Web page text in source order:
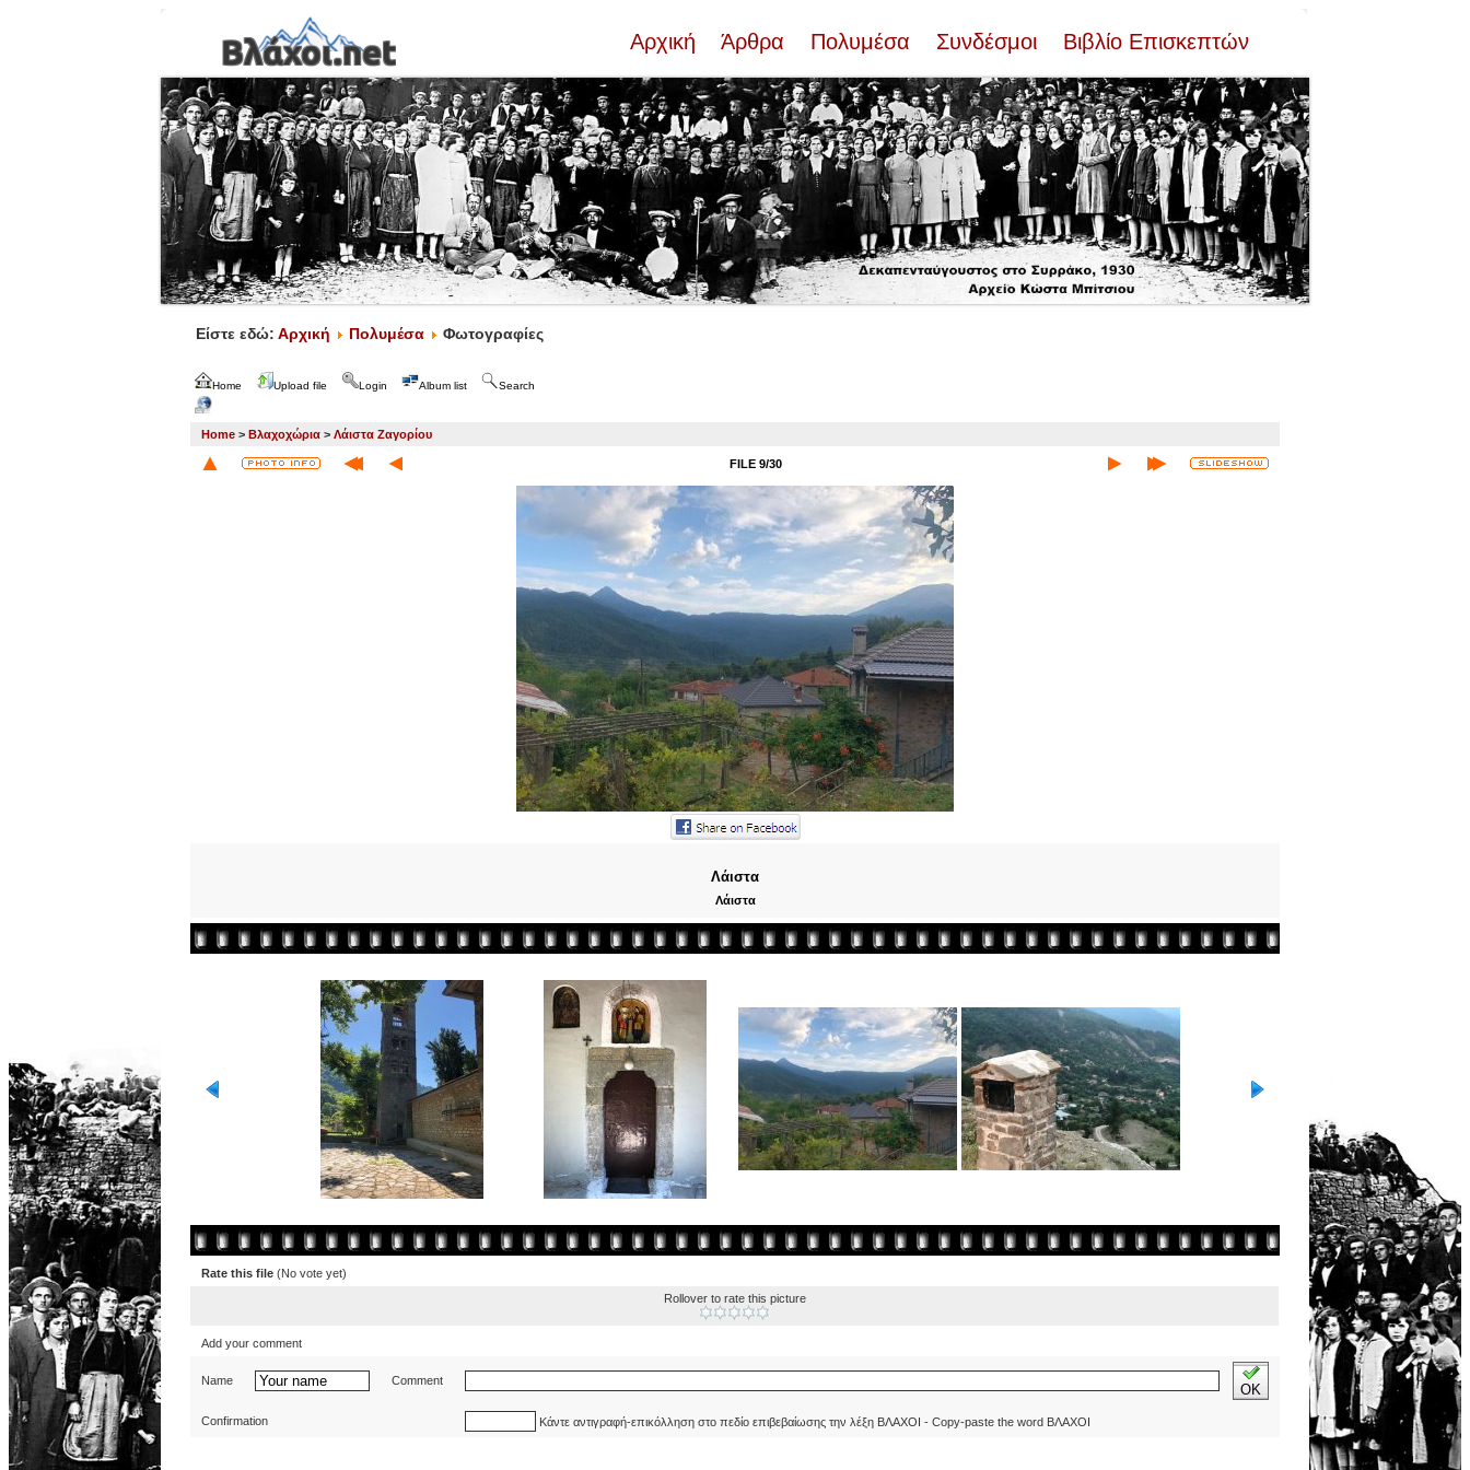
Αρχική Άρθρα Πολυμέσα Συνδέσμοι Βιβλίο Επισκεπτών
Είστε εδώ: Αρχική Πολυμέσα Φωτογραφίες
Home Upload file Login Album list Search
Home > Βλαχοχώρια > Λάιστα Ζαγορίου
FILE 9/30
Λάιστα
Λάιστα
Rate this file (No vote yet)
Rollover to rate this picture
Add your comment
Name Comment
OK
Confirmation Κάντε αντιγραφή-επικόλληση στο πεδίο επιβεβαίωσης την λέξη ΒΛΑΧΟΙ - Copy-paste the word ΒΛΑΧΟΙ